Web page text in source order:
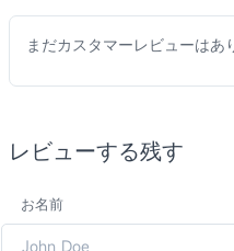
まだカスタマーレビューは
レビューする残す
お名前